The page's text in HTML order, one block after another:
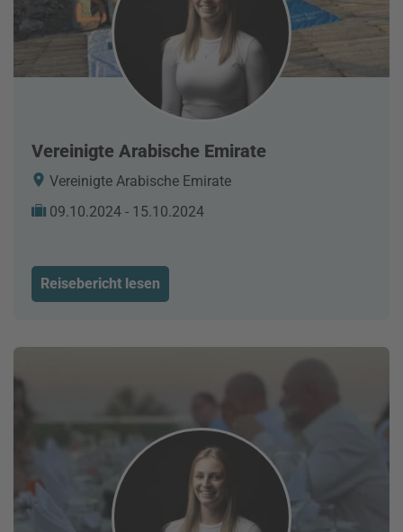
Vereinigte Arabische Emirate
Vereinigte Arabische Emirate
09.10.2024 - 15.10.2024
Reisebericht lesen